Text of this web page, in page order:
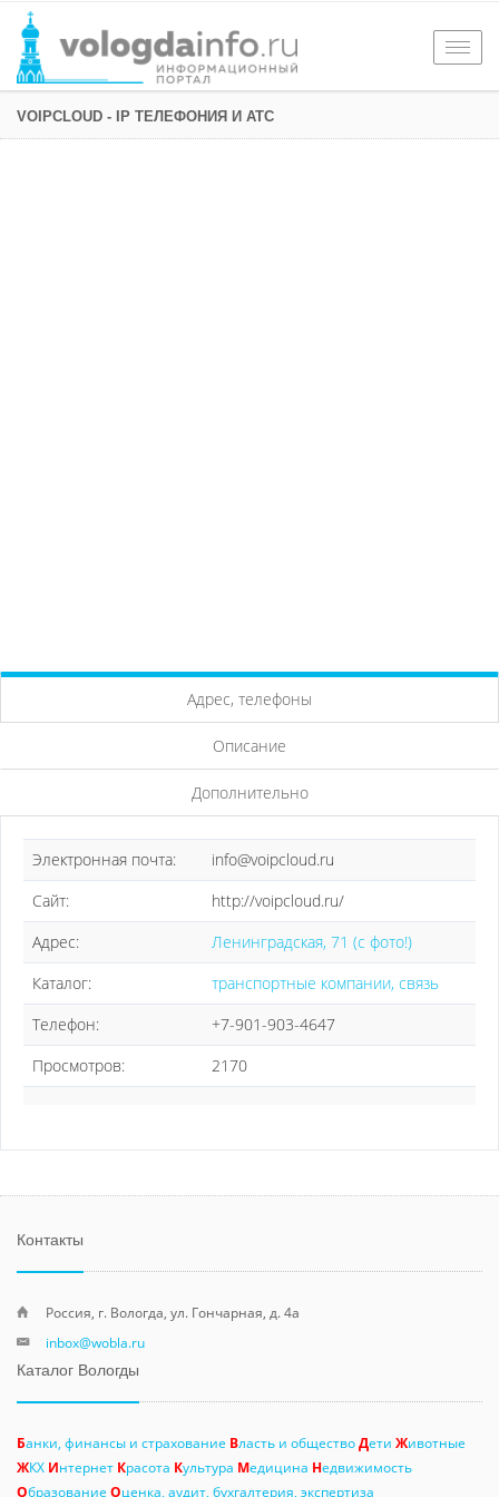
VOIPCLOUD - IP ТЕЛЕФОНИЯ И АТС
Адрес, телефоны
Описание
Дополнительно
Электронная почта:
info@voipcloud.ru
Сайт:
http://voipcloud.ru/
Адрес:
Ленинградская, 71 (с фото!)
Каталог:
транспортные компании, связь
Телефон:
+7-901-903-4647
Просмотров:
2170
Контакты
Россия, г. Вологда, ул. Гончарная, д. 4а
inbox@wobla.ru
Каталог Вологды
Банки, финансы и страхование Власть и обществоДети Животные
ЖКХ Интернет Красота Культура Медицина Недвижимость
Образование Оценка, аудит, бухгалтерия, экспертиза